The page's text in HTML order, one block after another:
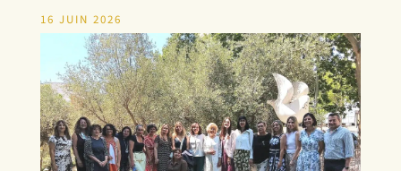
16 JUIN 2026